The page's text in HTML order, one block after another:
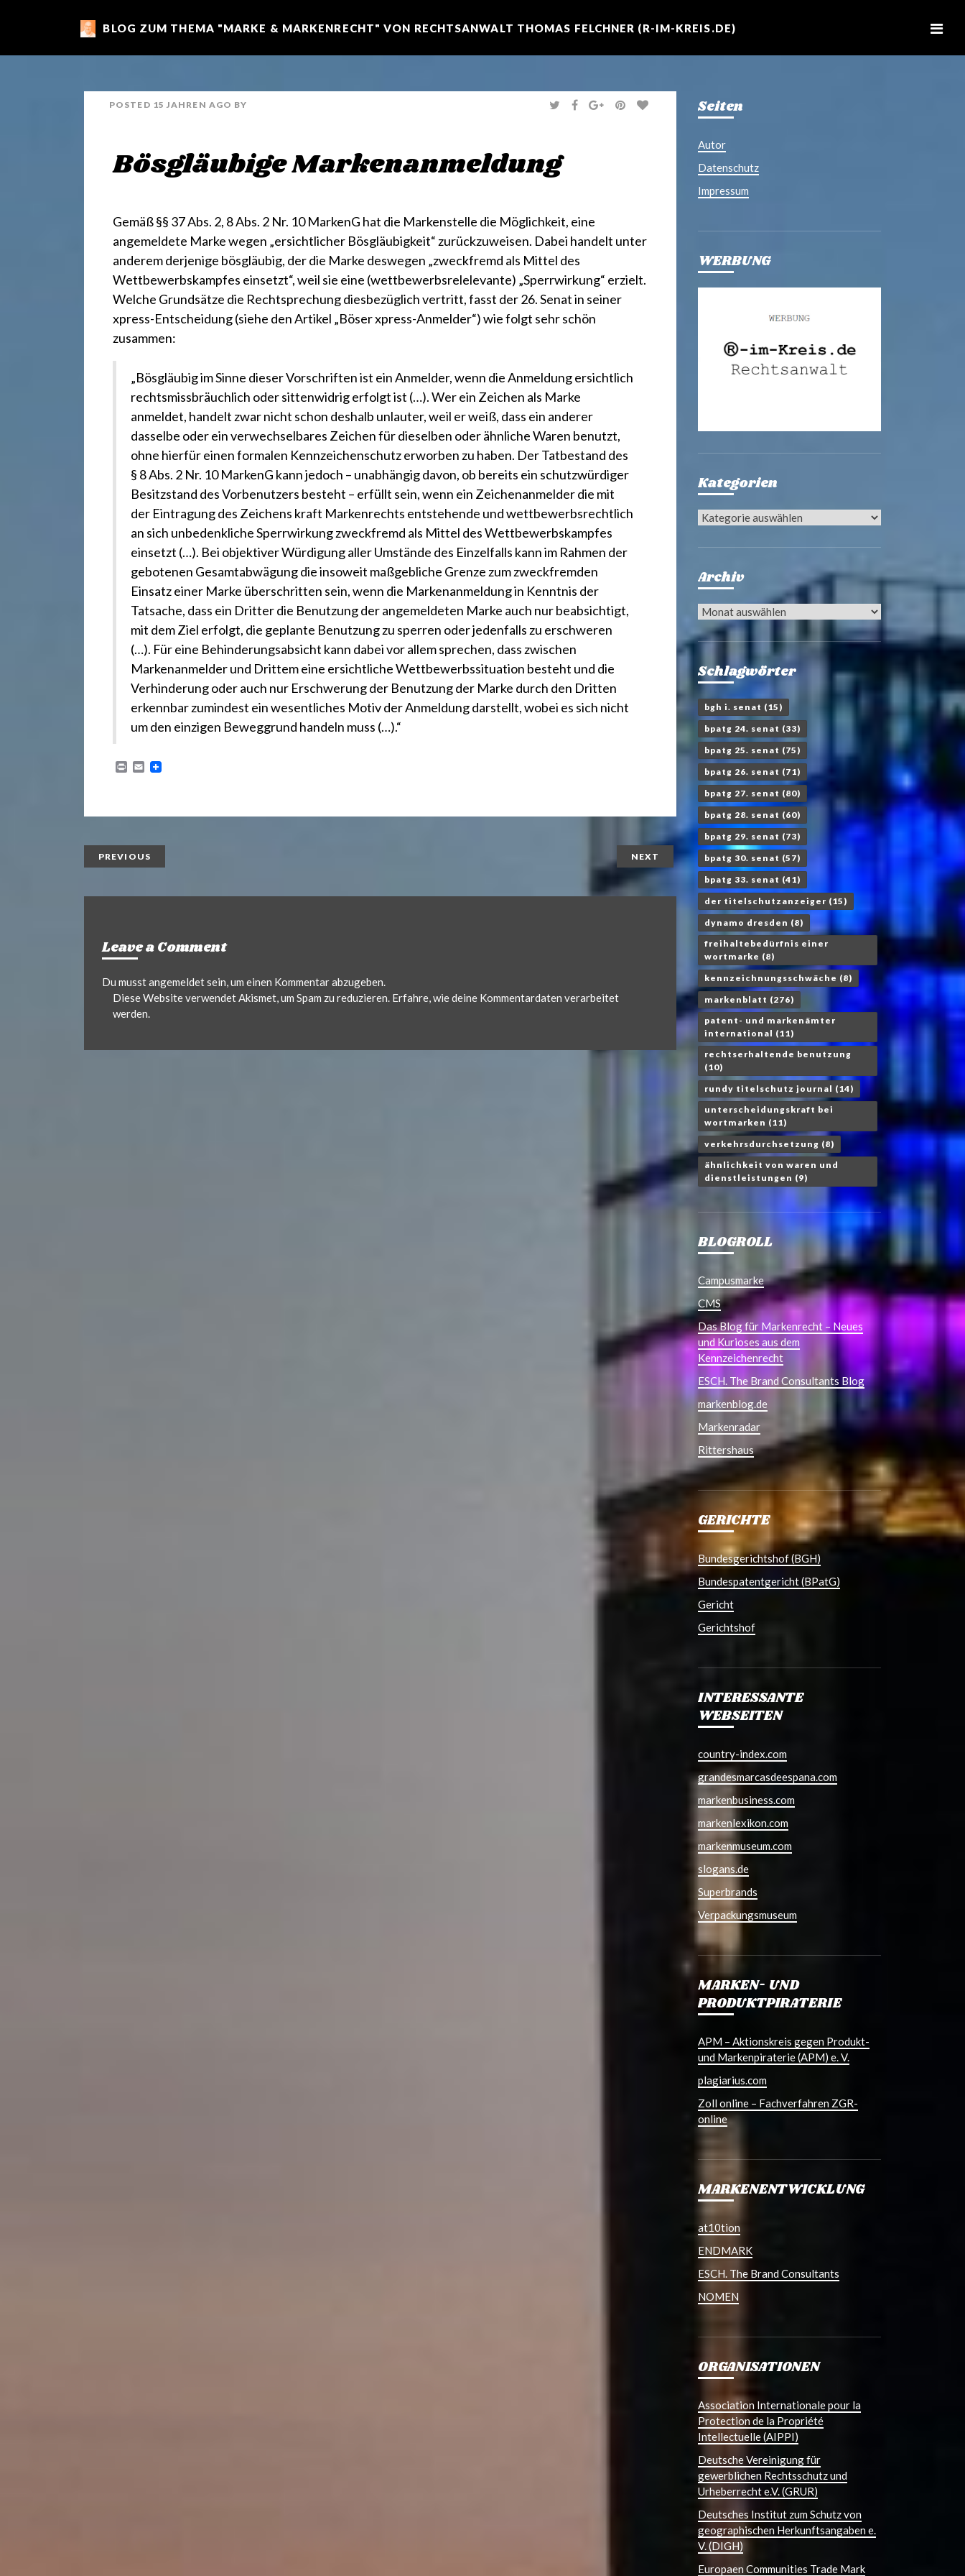
m
a
BLOG ZUM THEMA "MARKE & MARKENRECHT" VON RECHTSANWALT THOMAS FELCHNER (R-IM-KREIS.DE)
POSTED 15 JAHREN AGO BY
T
W
F
A
G
O
P
I
Bösgläubige Markenanmeldung
Gemäß §§ 37 Abs. 2, 8 Abs. 2 Nr. 10MarkenG hat die Markenstelle die Möglichkeit, eine
angemeldete Marke wegen „ersichtlicher Bösgläubigkeit“ zurückzuweisen. Dabei handelt unter
anderem derjenige bösgläubig, der die Marke deswegen „zweckfremd als Mittel des
Wettbewerbskampfes einsetzt“, weil sie eine (wettbewerbsrelelevante) „Sperrwirkung“ erzielt.
Welche Grundsätze die Rechtsprechung diesbezüglich vertritt, fasst der 26. Senat in seiner
xpress-Entscheidung(siehe den Artikel „Böser xpress-Anmelder“)wie folgt sehr schön
zusammen:
„Bösgläubig im Sinne dieser Vorschriften ist ein Anmelder, wenn die Anmeldung ersichtlich
rechtsmissbräuchlich oder sittenwidrig erfolgt ist (…). Wer ein Zeichen als Marke
anmeldet, handelt zwar nicht schon deshalb unlauter, weil er weiß, dass ein anderer
dasselbe oder ein verwechselbares Zeichen für dieselben oder ähnliche Waren benutzt,
ohne hierfür einen formalen Kennzeichenschutz erworben zu haben. Der Tatbestand des
§ 8 Abs. 2 Nr. 10 MarkenG kann jedoch – unabhängig davon, ob bereits ein schutzwürdiger
Besitzstand des Vorbenutzers besteht – erfüllt sein, wenn ein Zeichenanmelder die mit
der Eintragung des Zeichens kraft Markenrechts entstehende und wettbewerbsrechtlich
an sich unbedenkliche Sperrwirkung zweckfremd als Mittel des Wettbewerbskampfes
einsetzt (…). Bei objektiver Würdigung aller Umstände des Einzelfalls kann im Rahmen der
gebotenen Gesamtabwägung die insoweit maßgebliche Grenze zum zweckfremden
Einsatz einer Marke überschritten sein, wenn die Markenanmeldung in Kenntnis der
Tatsache, dass ein Dritter die Benutzung der angemeldeten Marke auch nur beabsichtigt,
mit dem Ziel erfolgt, die geplante Benutzung zu sperren oder jedenfalls zu erschweren
(…). Für eine Behinderungsabsicht kann dabei vor allem sprechen, dass zwischen
Markenanmelder und Drittem eine ersichtliche Wettbewerbssituation besteht und die
Verhinderung oder auch nur Erschwerung der Benutzung der Marke durch den Dritten
erkennbar zumindest ein wesentliches Motiv der Anmeldung darstellt, wobei es sich nicht
um den einzigen Beweggrund handeln muss (…).“
E
PREVIOUS NEXT
Leave a Comment
Du musstangemeldetsein, um einen Kommentar abzugeben.
Diese Website verwendet Akismet, um Spam zu reduzieren. Erfahre, wie deine Kommentardaten verarbeitet
werden.
Seiten
Autor
Datenschutz
Impressum
WERBUNG
Kategorien
Kategorien
Archiv
Archiv
Schlagwörter
bgh i. senat (15)
bpatg 24. senat (33)
bpatg 25. senat (75)
bpatg 26. senat (71)
bpatg 27. senat (80)
bpatg 28. senat (60)
bpatg 29. senat (73)
bpatg 30. senat (57)
bpatg 33. senat (41)
der titelschutzanzeiger (15)
dynamo dresden (8)
freihaltebedürfnis einer
wortmarke (8)
kennzeichnungsschwäche (8)
markenblatt (276)
patent- und markenämter
international (11)
rechtserhaltende benutzung
(10)
rundy titelschutz journal (14)
unterscheidungskraft bei
wortmarken (11)
verkehrsdurchsetzung (8)
ähnlichkeit von waren und
dienstleistungen (9)
BLOGROLL
Campusmarke
CMS
Das Blog für Markenrecht – Neues
und Kurioses aus dem
Kennzeichenrecht
ESCH. The Brand Consultants Blog
markenblog.de
Markenradar
Rittershaus
GERICHTE
Bundesgerichtshof (BGH)
Bundespatentgericht (BPatG)
Gericht
Gerichtshof
INTERESSANTE
WEBSEITEN
country-index.com
grandesmarcasdeespana.com
markenbusiness.com
markenlexikon.com
markenmuseum.com
slogans.de
Superbrands
Verpackungsmuseum
MARKEN- UND
PRODUKTPIRATERIE
APM – Aktionskreis gegen Produkt-
und Markenpiraterie (APM) e. V.
plagiarius.com
Zoll online – Fachverfahren ZGR-
online
MARKENENTWICKLUNG
at10tion
ENDMARK
ESCH. The Brand Consultants
NOMEN
ORGANISATIONEN
Association Internationale pour la
Protection de la Propriété
Intellectuelle (AIPPI)
Deutsche Vereinigung für
gewerblichen Rechtsschutz und
Urheberrecht e.V. (GRUR)
Deutsches Institut zum Schutz von
geographischen Herkunftsangaben e.
V. (DIGH)
Europaen Communities Trade Mark